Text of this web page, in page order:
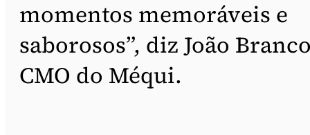
momentos memoráveis e
saborosos”, diz João
CMO do Méqui.